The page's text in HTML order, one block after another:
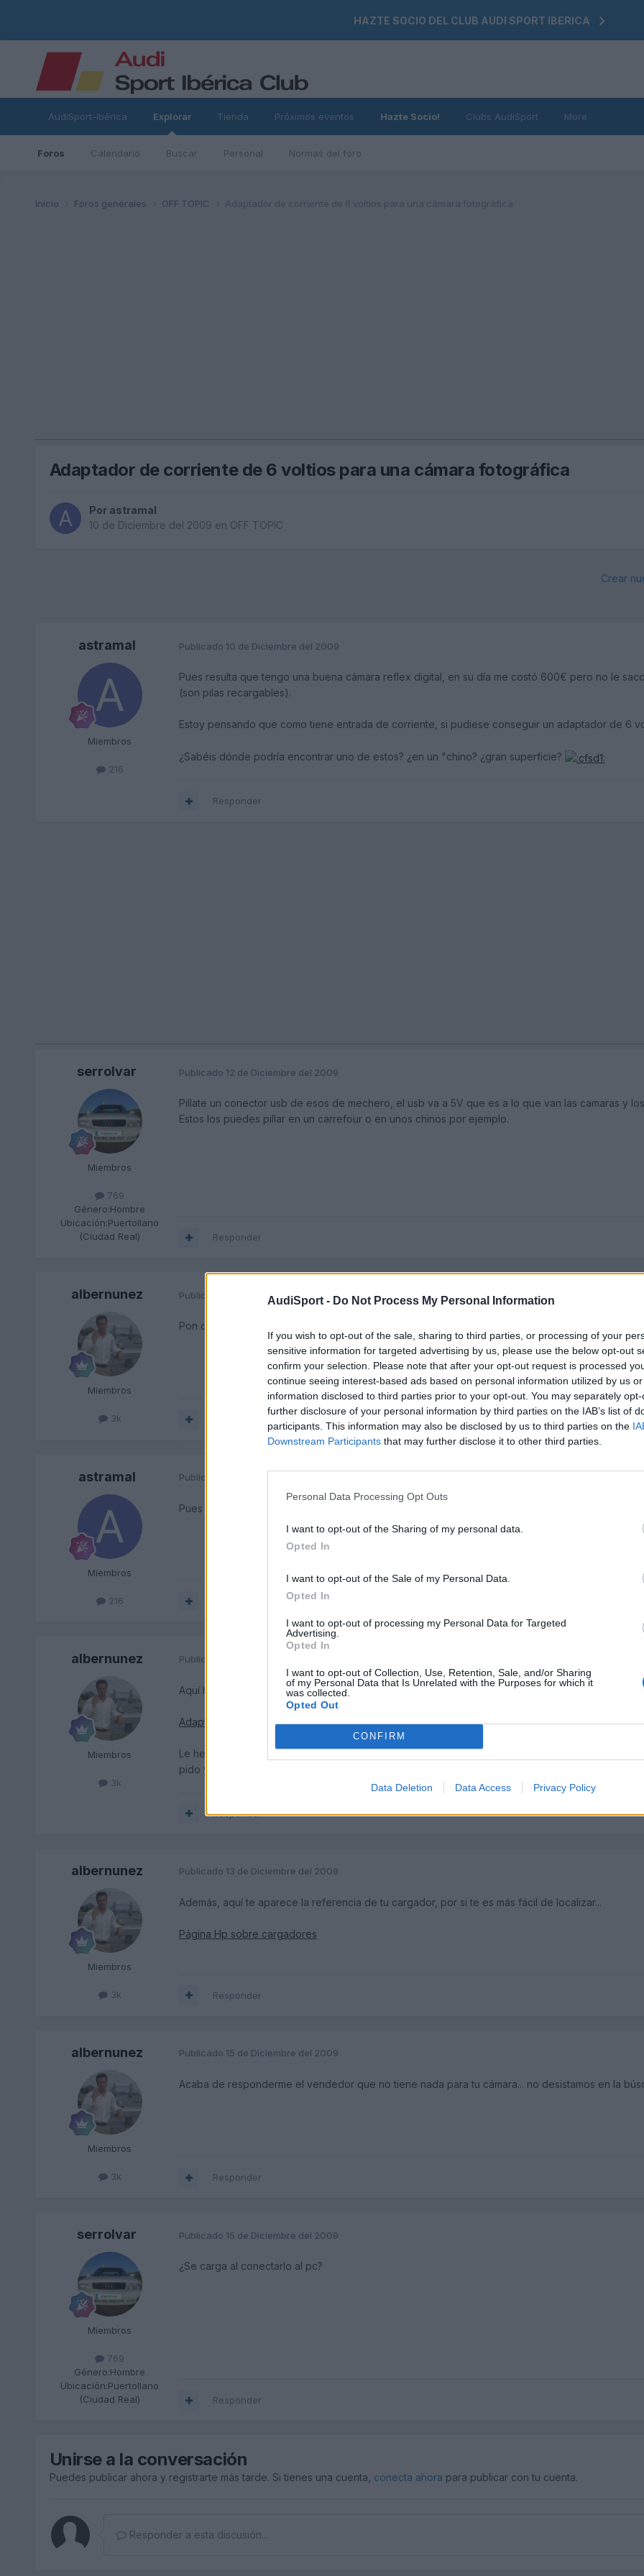
AudiSport - Do Not Process My Personal Information
If you wish to opt-out of the sale, sharing to third parties, or processing of your
sensitive information for targeted advertising by us, please use the below opt-out
confirm your selection. Please note that after your opt-out request is processed
continue seeing interest-based ads based on personal information utilized by us
information disclosed to third parties prior to your opt-out. You may separately
further disclosure of your personal information by third parties on the IAB’s list of
participants. This information may also be disclosed by us to third parties on the
Downstream Participants that may further disclose it to other third parties.
Personal Data Processing Opt Outs
I want to opt-out of the Sharing of my personal data.
Opted In
I want to opt-out of the Sale of my Personal Data.
Opted In
I want to opt-out of processing my Personal Data for Targeted
Advertising.
Opted In
I want to opt-out of Collection, Use, Retention, Sale, and/or Sharing
of my Personal Data that Is Unrelated with the Purposes for which it
was collected.
Opted Out
CONFIRM
Data Deletion Data Access Privacy Policy
HAZTE SOCIO DEL CLUB AUDI SPORT IBERICA
AudiSport-Ibérica Explorar
Foros Calendario Buscar Personal Normas del foro
Tienda Próximos eventos Hazte Socio! Clubs AudiSport More
Inicio Foros generales OFF TOPIC
Adaptador de corriente de 6 voltios para una cámara fotográfica
Por astramal
10 de Diciembre del 2009 en OFF TOPIC
Crear
astramal
Miembros
216
Publicado 10 de Diciembre del 2009
Pues resulta que tengo una buena cámara reflex digital, en su día me costó 600€ pero no le
(son pilas recargables).
Estoy pensando que como tiene entrada de corriente, si pudiese conseguir un adaptador de 6
¿Sabéis dónde podría encontrar uno de estos? ¿en un "chino? ¿gran superficie?
Responder
serrolvar
Miembros
769
Género:Hombre
Ubicación:Puertollano
(Ciudad Real)
Publicado 12 de Diciembre del 2009
Pillate un conector usb de esos de mechero, el usb va a 5V que es a lo que van las camaras y
Estos los puedes pillar en un carrefour o en unos chinos por ejemplo.
Responder
albernunez
Miembros
3k
Publicado 13 de Diciembre del 2009
Pon que cámara es a ver si te echamos un cable por Ebay...
astramal
Miembros
216
Publicado
Pues la cámara es una HP photosmart 850.
albernunez
Miembros
3k
Publicado
Aquí hay uno que tiene uno parecido
Adaptador en Ebay
Le he mandado una pregunta sobre si lo tiene disponible para el modelo de tu cámara. En
pido yo y te lo doy en Málaga en mano.
Responder
albernunez
Miembros
3k
Publicado 13 de Diciembre del 2009
Además, aquí te aparece la referencia de tu cargador, por si te es más fácil de localizar...
Página Hp sobre cargadores
Responder
albernunez
Miembros
3k
Publicado 15 de Diciembre del 2009
Acaba de responderme el vendedor que no tiene nada para tu cámara... no desistamos en la
Responder
serrolvar
Miembros
769
Género:Hombre
Ubicación:Puertollano
(Ciudad Real)
Publicado 15 de Diciembre del 2009
¿Se carga al conectarlo al pc?
Responder
Unirse a la conversación
Puedes publicar ahora y registrarte más tarde. Si tienes una cuenta, conecta ahora para publicar con tu cuenta.
Responder a esta discusión...